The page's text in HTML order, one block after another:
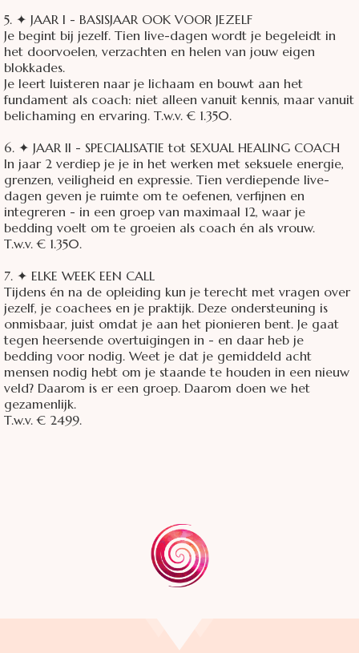
5. ✦ JAAR I - BASISJAAR OOK VOOR JEZELF
Je begint bij jezelf. Tien live-dagen wordt je begeleidt in
het doorvoelen, verzachten en helen van jouw eigen
blokkades.
Je leert luisteren naar je lichaam en bouwt aan het
fundament als coach: niet alleen vanuit kennis, maar vanuit
belichaming en ervaring. T.w.v. € 1.350.
6. ✦ JAAR II - SPECIALISATIE tot SEXUAL HEALING COACH
In jaar 2 verdiep je je in het werken met seksuele energie,
grenzen, veiligheid en expressie. Tien verdiepende live-
dagen geven je ruimte om te oefenen, verfijnen en
integreren - in een groep van maximaal 12, waar je
bedding voelt om te groeien als coach én als vrouw.
T.w.v. € 1.350.
7. ✦ ELKE WEEK EEN CALL
Tijdens én na de opleiding kun je terecht met vragen over
jezelf, je coachees en je praktijk. Deze ondersteuning is
onmisbaar, juist omdat je aan het pionieren bent. Je gaat
tegen heersende overtuigingen in - en daar heb je
bedding voor nodig. Weet je dat je gemiddeld acht
mensen nodig hebt om je staande te houden in een nieuw
veld? Daarom is er een groep. Daarom doen we het
gezamenlijk.
T.w.v. € 2499.